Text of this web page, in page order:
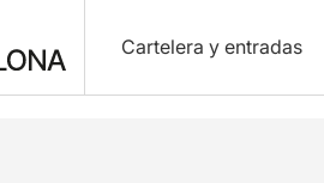
Cartelera y entradas